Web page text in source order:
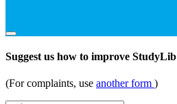
Suggest us how to improve StudyLib
(For complaints, use another form )